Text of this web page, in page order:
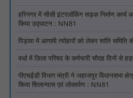
पिड़ावा में आगामी त्योहारों को लेकर शांति
वर्धा में ज़िला परिषद के कर्मचारी चौदह दिनों से
पीएचईडी विभाग मंत्री ने जहाजपुर विधानसभा
पारस पोर्टल से होगी योजनाओं की नियमित